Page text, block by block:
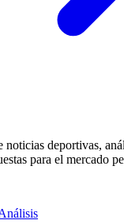
noticias deportivas,
para el mercado